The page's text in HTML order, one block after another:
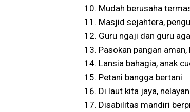
Mudah berusaha
Masjid sejahtera,
Guru ngaji dan guru
Pasokan pangan
Lansia bahagia, anak
Petani bangga bertani
Di laut kita jaya,
Disabilitas mandiri